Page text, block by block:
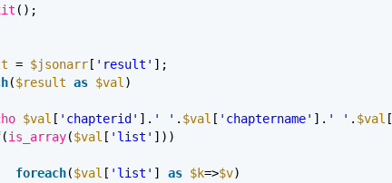
();
= $jsonarr [ 'result' ];
($result as $val )
$val [ 'chapterid' ]. ' ' . $val [ 'chaptername' ]. ' ' . $val [
(is_array($val [ 'list' ]))
foreach($val [ 'list' ] as $k=>$v)